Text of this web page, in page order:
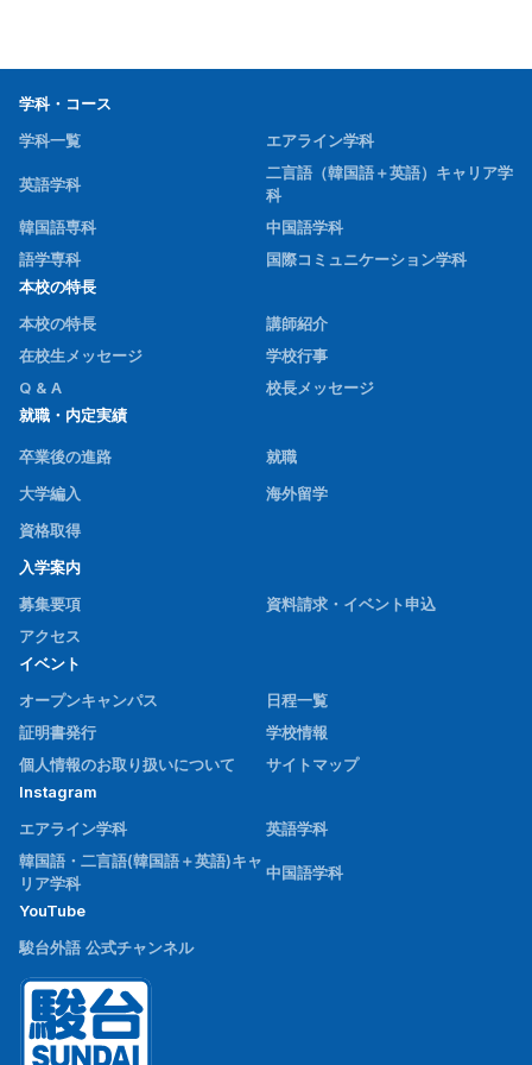
学科・コース
学科一覧
エアライン学科
英語学科
二言語（韓国語＋英語）キャリア学
科
韓国語専科
中国語学科
語学専科
国際コミュニケーション学科
本校の特長
本校の特長
講師紹介
在校生メッセージ
学校行事
Q & A
校長メッセージ
就職・内定実績
卒業後の進路
就職
大学編入
海外留学
資格取得
入学案内
募集要項
資料請求・イベント申込
アクセス
イベント
オープンキャンパス
日程一覧
証明書発行
学校情報
個人情報のお取り扱いについて
サイトマップ
Instagram
エアライン学科
英語学科
韓国語・二言語(韓国語＋英語)キャ
リア学科
中国語学科
YouTube
駿台外語 公式チャンネル